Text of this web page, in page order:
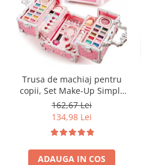
Trusa de machiaj pentru
copii, Set Make-Up Simply
Joy, cu 47 de elemente
pentru make-up, rujuri,
farduri, oja, Design inedit,
geanta cu maner pentru
transport, pentru fetite de
3,4,5,6,7,8,9 ani
162,67 Lei
134,98 Lei
ADAUGA IN COS